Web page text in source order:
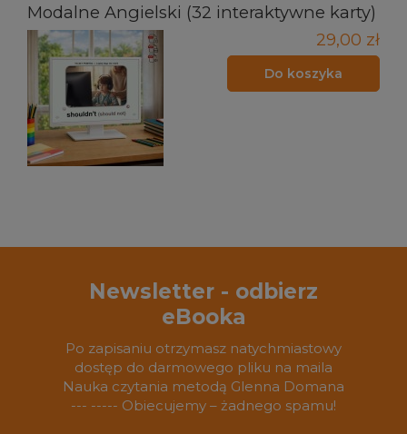
Modalne Angielski (32 interaktywne karty)
29,00 zł
Do koszyka
Newsletter - odbierz
eBooka
Po zapisaniu otrzymasz natychmiastowy
dostęp do darmowego pliku na maila
Nauka czytania metodą Glenna Domana
--- ----- Obiecujemy – żadnego spamu!